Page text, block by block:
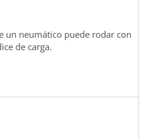
un neumático puede rodar con
de carga.